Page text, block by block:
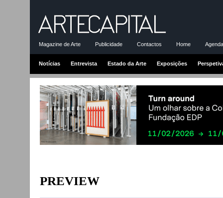
Magazine de Arte Publicidade Contactos Home
Notícias Entrevista Estado da Arte Exposições
PREVIEW